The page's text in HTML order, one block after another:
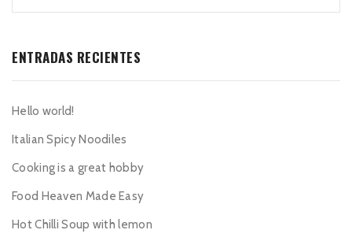
ENTRADAS RECIENTES
Hello world!
Italian Spicy Noodiles
Cooking is a great hobby
Food Heaven Made Easy
Hot Chilli Soup with lemon